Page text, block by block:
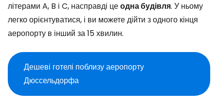
літерами A, B і C, насправді цеодна будівля. У ньому
легко орієнтуватися, і ви можете дійти з одного кінця
аеропорту в інший за 15 хвилин.
Дешеві готелі поблизу аеропорту
Дюссельдорфа